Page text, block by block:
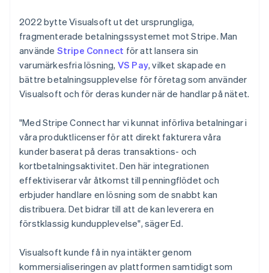
2022 bytte Visualsoft ut det ursprungliga,
fragmenterade betalningssystemet mot Stripe. Man
använde Stripe Connect för att lansera sin
varumärkesfria lösning, VS Pay, vilket skapade en
bättre betalningsupplevelse för företag som använder
Visualsoft och för deras kunder när de handlar på nätet.
"Med Stripe Connect har vi kunnat införliva betalningar i
våra produktlicenser för att direkt fakturera våra
kunder baserat på deras transaktions- och
kortbetalningsaktivitet. Den här integrationen
effektiviserar vår åtkomst till penningflödet och
erbjuder handlare en lösning som de snabbt kan
distribuera. Det bidrar till att de kan leverera en
förstklassig kundupplevelse", säger Ed.
Visualsoft kunde få in nya intäkter genom
kommersialiseringen av plattformen samtidigt som